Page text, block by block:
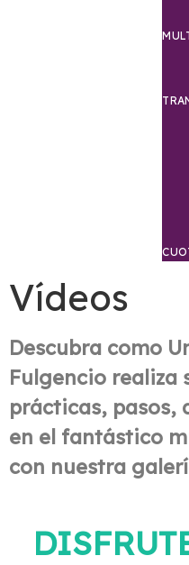
Vídeos
Descubra como
Fulgencio realiza
prácticas, pasos,
en el fantástico
con nuestra